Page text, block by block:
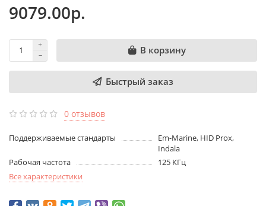
9079.00р.
В корзину
Быстрый заказ
0 отзывов
Поддерживаемые стандарты
Em-Marine, HID Prox,
Indala
Рабочая частота
125 КГц
Все характеристики